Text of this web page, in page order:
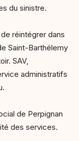
du sinistre.
réintégrer dans
Saint-Barthélemy
SAV,
administratifs
de Perpignan
des services.